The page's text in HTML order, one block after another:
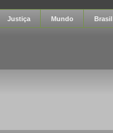
Justiça Mundo Brasil